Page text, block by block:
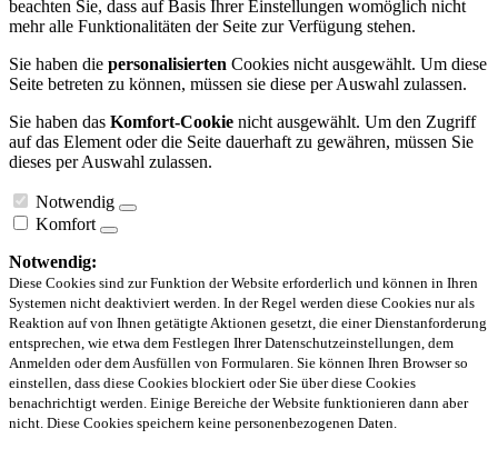
beachten Sie, dass auf Basis Ihrer Einstellungen womöglich nicht
mehr alle Funktionalitäten der Seite zur Verfügung stehen.
Sie haben die personalisierten Cookies nicht ausgewählt. Um diese
Seite betreten zu können, müssen sie diese per Auswahl zulassen.
Sie haben das Komfort-Cookie nicht ausgewählt. Um den Zugriff
auf das Element oder die Seite dauerhaft zu gewähren, müssen Sie
dieses per Auswahl zulassen.
Notwendig
Komfort
Notwendig:
Diese Cookies sind zur Funktion der Website erforderlich und können in Ihren
Systemen nicht deaktiviert werden. In der Regel werden diese Cookies nur als
Reaktion auf von Ihnen getätigte Aktionen gesetzt, die einer Dienstanforderung
entsprechen, wie etwa dem Festlegen Ihrer Datenschutzeinstellungen, dem
Anmelden oder dem Ausfüllen von Formularen. Sie können Ihren Browser so
einstellen, dass diese Cookies blockiert oder Sie über diese Cookies
benachrichtigt werden. Einige Bereiche der Website funktionieren dann aber
nicht. Diese Cookies speichern keine personenbezogenen Daten.